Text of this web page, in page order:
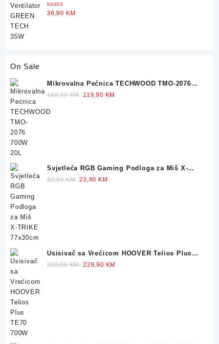
Ocjenjeno
5.00od 5
36,90 KM
On Sale
Mikrovalna Pećnica TECHWOOD TMO-2076
700W 20L
159,90KM
Original
119,90 KM
Svjetleća RGB Gaming Podloga za Miš X-
TRIKE 77x30cm
32,90KM Original
23,90 KM
Usisivač sa Vrećicom HOOVER Telios Plus
TE70 700W
249,90KM Original
229,90 KM